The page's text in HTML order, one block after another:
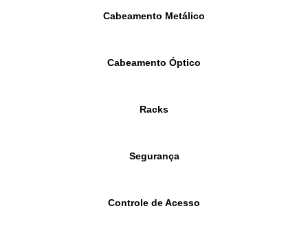
Cabeamento Metálico
Cabeamento Óptico
Racks
Segurança
Controle de Acesso